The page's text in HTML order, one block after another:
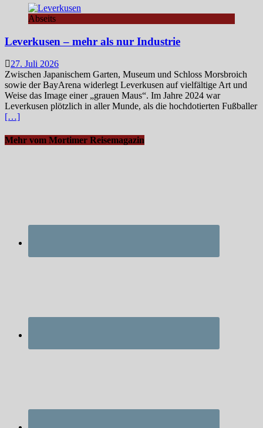
Abseits
Leverkusen – mehr als nur Industrie
27. Juli 2026
Zwischen Japanischem Garten, Museum und Schloss Morsbroich
sowie der BayArena widerlegt Leverkusen auf vielfältige Art und
Weise das Image einer „grauen Maus“. Im Jahre 2024 war
Leverkusen plötzlich in aller Munde, als die hochdotierten Fußballer
[…]
Mehr vom Mortimer Reisemagazin